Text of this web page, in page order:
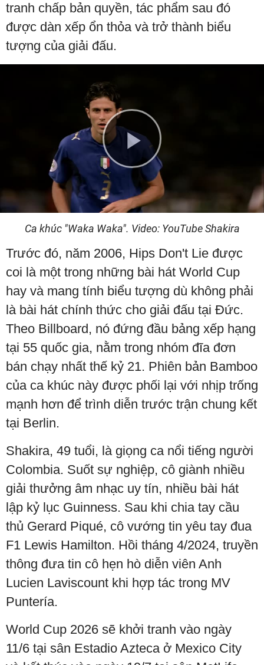
tranh chấp bản quyền, tác phẩm sau đó
được dàn xếp ổn thỏa và trở thành biểu
tượng của giải đấu.
Play
Video
Ca khúc "Waka Waka". Video: YouTube Shakira
Trước đó, năm 2006, Hips Don't Lie được
coi là một trong những bài hát World Cup
hay và mang tính biểu tượng dù không phải
là bài hát chính thức cho giải đấu tại Đức.
Theo Billboard, nó đứng đầu bảng xếp hạng
tại 55 quốc gia, nằm trong nhóm đĩa đơn
bán chạy nhất thế kỷ 21. Phiên bản Bamboo
của ca khúc này được phối lại với nhịp trống
mạnh hơn để trình diễn trước trận chung kết
tại Berlin.
Shakira, 49 tuổi, là giọng ca nổi tiếng người
Colombia. Suốt sự nghiệp, cô giành nhiều
giải thưởng âm nhạc uy tín, nhiều bài hát
lập kỷ lục Guinness. Sau khi chia tay cầu
thủ Gerard Piqué, cô vướng tin yêu tay đua
F1 Lewis Hamilton. Hồi tháng 4/2024, truyền
thông đưa tin cô hẹn hò diễn viên Anh
Lucien Laviscount khi hợp tác trong MV
Puntería.
World Cup 2026 sẽ khởi tranh vào ngày
11/6 tại sân Estadio Azteca ở Mexico City